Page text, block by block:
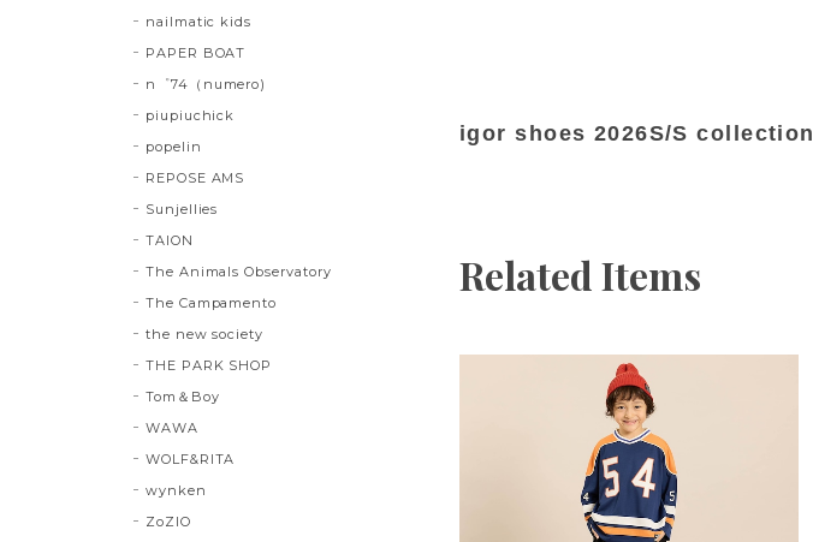
igor shoes 2026S/S collection
Related Items
nailmatic kids
PAPER BOAT
n゜74（numero)
piupiuchick
popelin
REPOSE AMS
Sunjellies
TAION
The Animals Observatory
The Campamento
the new society
THE PARK SHOP
Tom＆Boy
WAWA
WOLF&RITA
wynken
ZoZIO